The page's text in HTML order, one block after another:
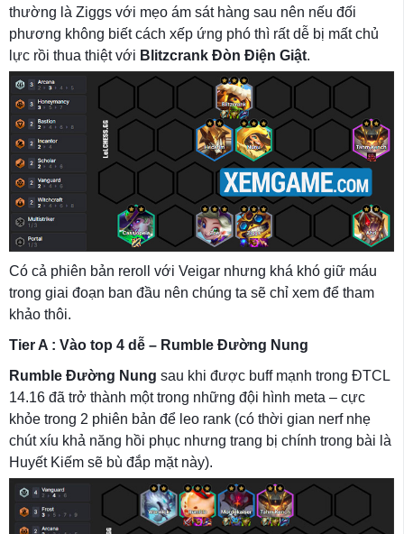
thường là Ziggs với mẹo ám sát hàng sau nên nếu đối
phương không biết cách xếp ứng phó thì rất dễ bị mất chủ
lực rồi thua thiệt với Blitzcrank Đòn Điện Giật.
Có cả phiên bản reroll với Veigar nhưng khá khó giữ máu
trong giai đoạn ban đầu nên chúng ta sẽ chỉ xem để tham
khảo thôi.
Tier A : Vào top 4 dễ – Rumble Đường Nung
Rumble Đường Nung sau khi được buff mạnh trong ĐTCL
14.16 đã trở thành một trong những đội hình meta – cực
khỏe trong 2 phiên bản để leo rank (có thời gian nerf nhẹ
chút xíu khả năng hồi phục nhưng trang bị chính trong bài là
Huyết Kiếm sẽ bù đắp mặt này).